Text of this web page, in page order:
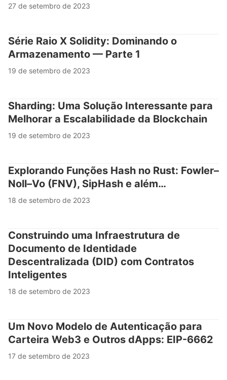
27 de setembro de 2023
Série Raio X Solidity: Dominando o
Armazenamento — Parte 1
19 de setembro de 2023
Sharding: Uma Solução Interessante para
Melhorar a Escalabilidade da Blockchain
19 de setembro de 2023
Explorando Funções Hash no Rust: Fowler–
Noll–Vo (FNV), SipHash e além…
18 de setembro de 2023
Construindo uma Infraestrutura de
Documento de Identidade
Descentralizada (DID) com Contratos
Inteligentes
18 de setembro de 2023
Um Novo Modelo de Autenticação para
Carteira Web3 e Outros dApps: EIP-6662
17 de setembro de 2023